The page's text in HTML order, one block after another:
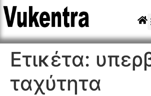
Ετικέτα:
ταχύτητα